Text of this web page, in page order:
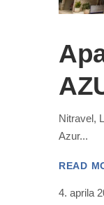
Nitravel,
Azur
READ
4. aprila